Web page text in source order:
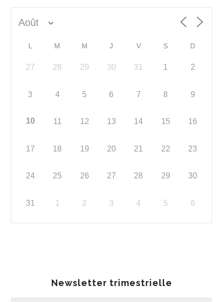
L M M J V S D
27 28 29 30 31 1 2
3 4 5 6 7 8 9
10 11 12 13 14 15 16
17 18 19 20 21 22 23
24 25 26 27 28 29 30
31 1 2 3 4 5 6
Newsletter trimestrielle